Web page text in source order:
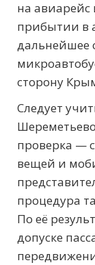
на авиарейс
прибытии в
дальнейшее
сторону
Следует
проверка —
вещей и
процедура
По её
допуске